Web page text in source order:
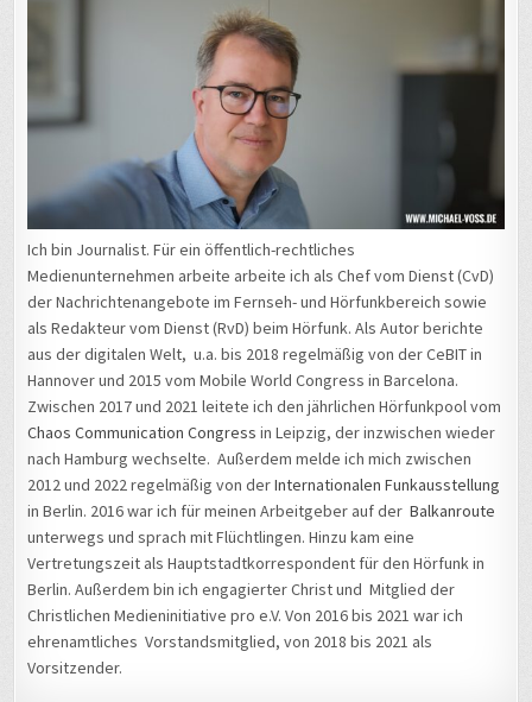
Ich bin Journalist. Für ein öffentlich-rechtliches
Medienunternehmen arbeite arbeite ich als Chef vom Dienst (CvD)
der Nachrichtenangebote im Fernseh- und Hörfunkbereich sowie
als Redakteur vom Dienst (RvD) beim Hörfunk. Als Autor berichte
aus der digitalen Welt, u.a. bis 2018 regelmäßig von der CeBIT in
Hannover und 2015 vom Mobile World Congress in Barcelona.
Zwischen 2017 und 2021 leitete ich den jährlichen Hörfunkpool vom
Chaos Communication Congress in Leipzig, der inzwischen wieder
nach Hamburg wechselte. Außerdem melde ich mich zwischen
2012 und 2022 regelmäßig von derInternationalen Funkausstellung
in Berlin. 2016 war ich für meinen Arbeitgeber auf derBalkanroute
unterwegs und sprach mit Flüchtlingen. Hinzu kam eine
Vertretungszeit als Hauptstadtkorrespondent für den Hörfunk in
Berlin. Außerdem bin ich engagierter Christ und Mitglied der
Christlichen Medieninitiative pro e.V. Von 2016 bis 2021 war ich
ehrenamtliches Vorstandsmitglied, von 2018 bis 2021 als
Vorsitzender.